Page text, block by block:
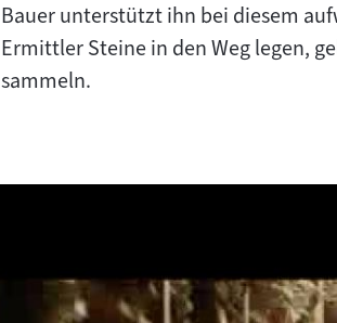
Bauer unterstützt ihn bei diesem
Ermittler Steine in den Weg legen,
sammeln.